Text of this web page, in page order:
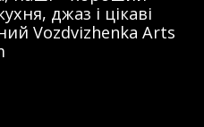
джаз і цікаві
Vozdvizhenka Arts